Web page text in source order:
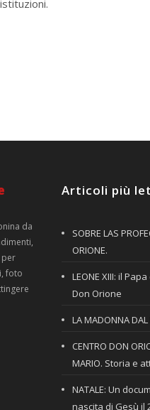
da
per
foto
Articoli più
SOBRE LAS
ORIONE.
LEONE XIII: il
Don Orione
LA MADONNA
CENTRO DON
MARIO. Storia e
NATALE: Un
nascita di Gesù il